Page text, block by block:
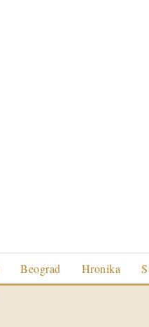
Beograd Hronika